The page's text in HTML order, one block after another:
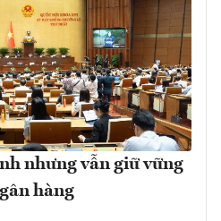
nhưng vẫn giữ vững
hàng